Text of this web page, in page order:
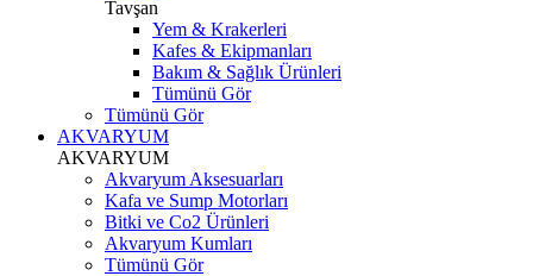
Tavşan
Yem & Krakerleri
Kafes & Ekipmanları
Bakım & Sağlık Ürünleri
Tümünü Gör
Tümünü Gör
AKVARYUM
AKVARYUM
Akvaryum Aksesuarları
Kafa ve Sump Motorları
Bitki ve Co2 Ürünleri
Akvaryum Kumları
Tümünü Gör